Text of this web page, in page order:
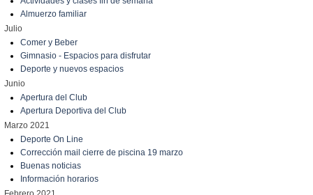
Almuerzo familiar
Julio
Comer y Beber
Gimnasio - Espacios para disfrutar
Deporte y nuevos espacios
Junio
Apertura del Club
Apertura Deportiva del Club
Marzo 2021
Deporte On Line
Corrección mail cierre de piscina 19 marzo
Buenas noticias
Información horarios